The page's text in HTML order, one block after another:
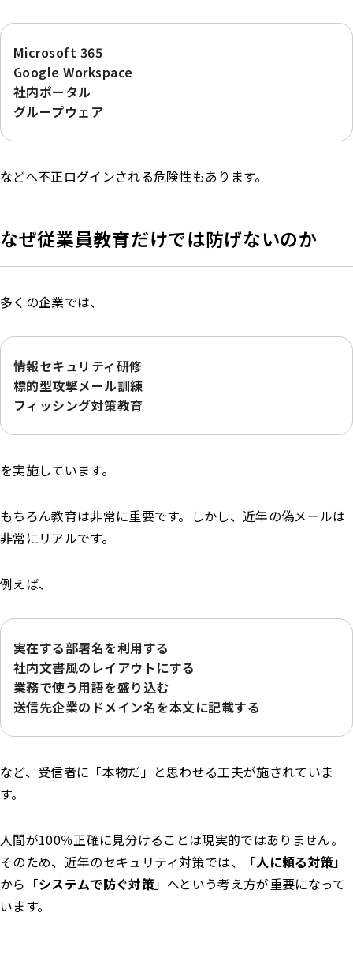
Microsoft 365
Google Workspace
社内ポータル
グループウェア
などへ不正ログインされる危険性もあります。
なぜ従業員教育だけでは防げないのか
多くの企業では、
情報セキュリティ研修
標的型攻撃メール訓練
フィッシング対策教育
を実施しています。
もちろん教育は非常に重要です。しかし、近年の偽メールは
非常にリアルです。
例えば、
実在する部署名を利用する
社内文書風のレイアウトにする
業務で使う用語を盛り込む
送信先企業のドメイン名を本文に記載する
など、受信者に「本物だ」と思わせる工夫が施されていま
す。
人間が100％正確に見分けることは現実的ではありません。
そのため、近年のセキュリティ対策では、「人に頼る対策」
から「システムで防ぐ対策」へという考え方が重要になって
います。